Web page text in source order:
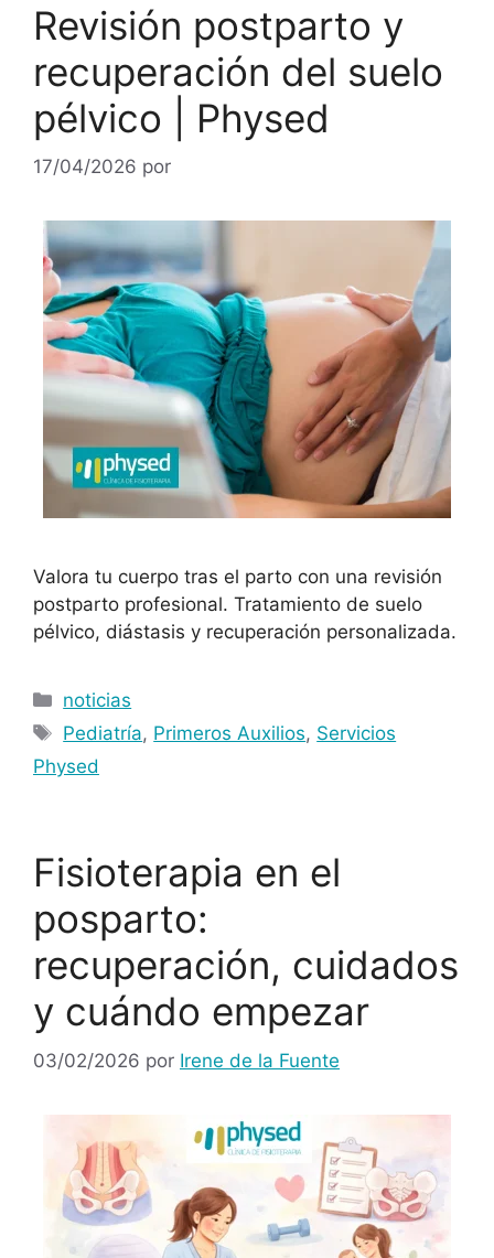
Revisión postparto y
recuperación del suelo
pélvico | Physed
17/04/2026 por
Valora tu cuerpo tras el parto con una revisión
postparto profesional. Tratamiento de suelo
pélvico, diástasis y recuperación personalizada.
noticias
Pediatría, Primeros Auxilios, Servicios
Physed
Fisioterapia en el
posparto:
recuperación, cuidados
y cuándo empezar
03/02/2026 por Irene de la Fuente